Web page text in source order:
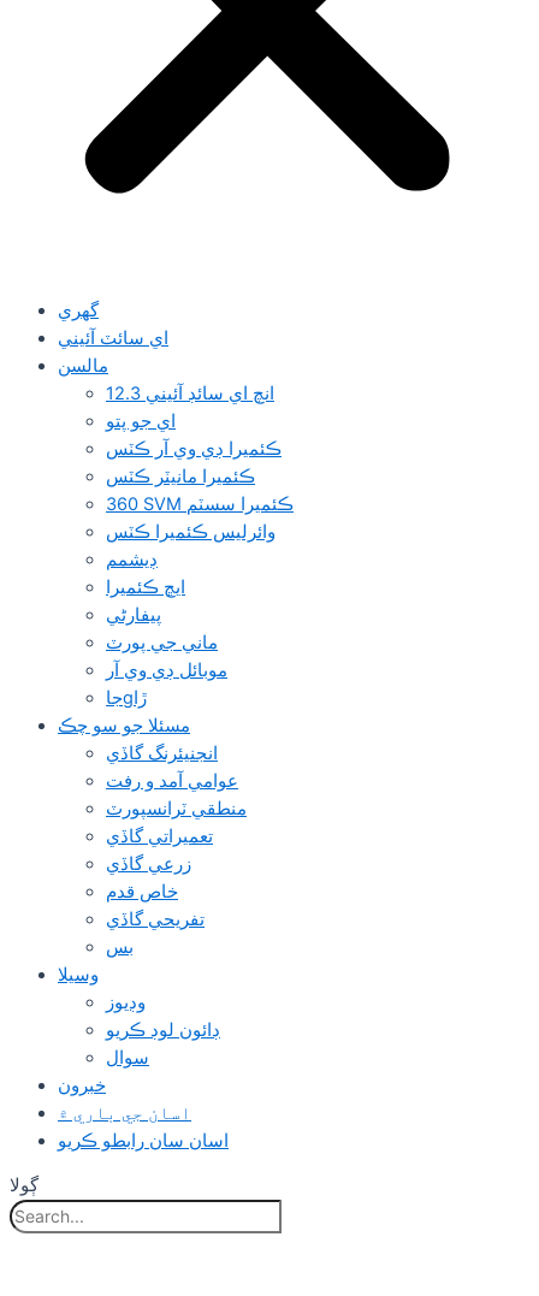
گهري
اي سائٽ آئيني
مالسن
12.3 انچ اي سائڊ آئيني
اي جو پتو
ڪئميرا ڊي وي آر ڪٽس
ڪئميرا مانيٽر ڪٽس
360 SVM ڪئميرا سسٽم
وائرلیس ڪئميرا ڪٽس
ڊيشمم
ايڇ ڪئميرا
پيفارڻي
ماني جي پورٽ
موبائل ڊي وي آر
جاgڙا
مسئلا جو سو چڪ
انجنيئرنگ گاڏي
عوامي آمد و رفت
منطقي ٽرانسپورٽ
تعميراتي گاڏي
زرعي گاڏي
خاص قدم
تفريحي گاڏي
بس
وسيلا
وڊيوز
ڊائون لوڊ ڪريو
سوال
خبرون
اسان جي باري ۾
اسان سان رابطو ڪريو
ڳولا